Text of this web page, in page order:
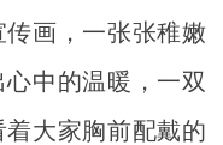
画，一张张稚嫩
中的温暖，一双
大家胸前配戴的